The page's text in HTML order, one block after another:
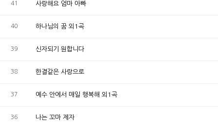
41 사랑해요 엄마 아빠
40 하나님의 꿈 외1곡
39 신자되기 원합니다
38 한결같은 사랑으로
37 예수 안에서 매일 행복해 외1곡
36 나는 꼬마 제자